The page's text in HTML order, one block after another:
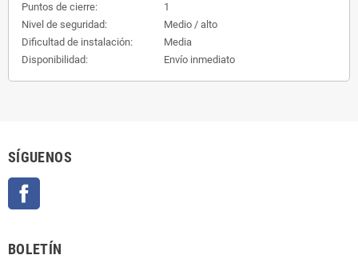
Puntos de cierre:
1
Nivel de seguridad:
Medio / alto
Dificultad de instalación:
Media
Disponibilidad:
Envío inmediato
SÍGUENOS
BOLETÍN